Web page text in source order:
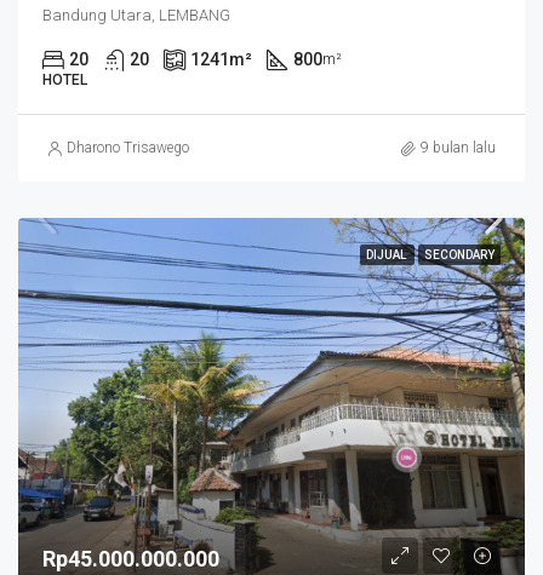
Bandung Utara, LEMBANG
20 20 1241 m² 800m²
HOTEL
Dharono Trisawego 9 bulan lalu
DIJUAL SECONDARY
Rp45.000.000.000